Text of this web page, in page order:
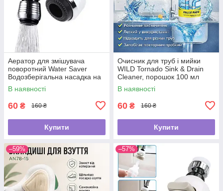
Аератор для змішувача
поворотний Water Saver
Водозберігальна насадка на
кран
В наявності
60 ₴ 160 ₴
Купити
Очисник для труб і мийки
WILD Tornado Sink & Drain
Cleaner, порошок 100 мл
В наявності
60 ₴ 160 ₴
Купити
–59% –57%